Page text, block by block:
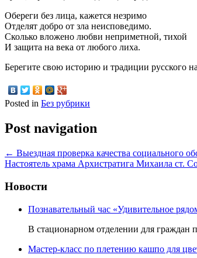
Обереги без лица, кажется незримо
Отделят добро от зла неисповедимо.
Сколько вложено любви неприметной, тихой
И защита на века от любого лиха.
Берегите свою историю и традиции русского
Posted in Без рубрики
Post navigation
← Выездная проверка качества социального
Настоятель храма Архистратига Михаила ст.
Новости
Познавательный час «Удивительное
В стационарном отделении для
Мастер-класс по плетению кашпо для